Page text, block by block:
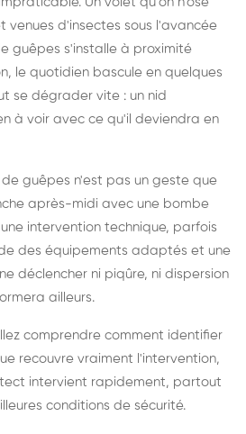
venues d'insectes sous l'avancée
guêpes s'installe à proximité
le quotidien bascule en quelques
se dégrader vite : un nid
à voir avec ce qu'il deviendra en
guêpes n'est pas un geste que
après-midi avec une bombe
intervention technique, parfois
des équipements adaptés et une
déclencher ni piqûre, ni dispersion
ailleurs.
comprendre comment identifier
recouvre vraiment l'intervention,
intervient rapidement, partout
conditions de sécurité.